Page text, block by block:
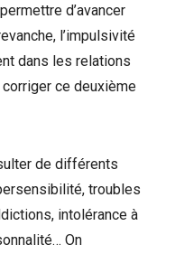
d’avancer
l’impulsivité
dans les relations
ce deuxième
de différents
troubles
intolérance à
On